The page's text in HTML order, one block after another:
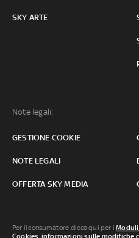
SKY ARTE
Note legali:
GESTIONE COOKIE
NOTE LEGALI
OFFERTA SKY MEDIA
Per il consumatore clicca qui per i